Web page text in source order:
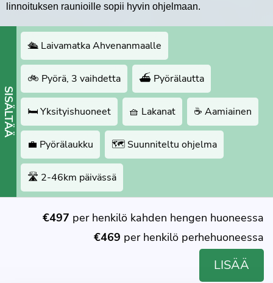
linnoituksen raunioille sopii hyvin ohjelmaan.
SISÄLTÄÄ
🛳 Laivamatka Ahvenanmaalle
🚲 Pyörä, 3 vaihdetta ⛴️ Pyörälautta
🛏 Yksityishuoneet 🧺 Lakanat ☕️ Aamiainen
💼 Pyörälaukku 🗺 Suunniteltu ohjelma
🛣 2-46km päivässä
€497 per henkilö kahden hengen huoneessa
€469 per henkilö perhehuoneessa
LISÄÄ